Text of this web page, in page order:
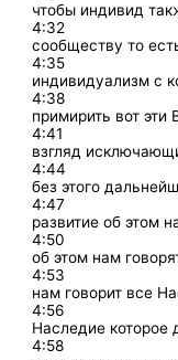
чтобы индивид
4:32
сообществу то
4:35
индивидуализм с
4:38
примирить вот эти
4:41
взгляд
4:44
без этого
4:47
развитие об этом
4:50
об этом нам
4:53
нам говорит все
4:56
Наследие которое
4:58